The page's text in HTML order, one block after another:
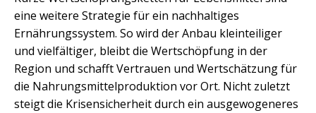
eine weitere Strategie für ein nachhaltiges
Ernährungssystem. So wird der Anbau kleinteiliger
und vielfältiger, bleibt die Wertschöpfung in der
Region und schafft Vertrauen und Wertschätzung für
die Nahrungsmittelproduktion vor Ort. Nicht zuletzt
steigt die Krisensicherheit durch ein ausgewogeneres